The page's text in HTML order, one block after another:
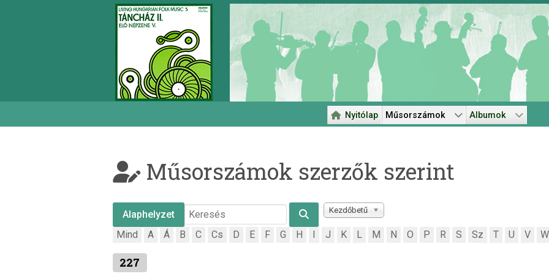
Nyitólap Műsorszámok Albumok
Műsorszámok szerzők szerint
Alaphelyzet Kezdőbetű
Mind A Á B C Cs D E F G H J K L M N O P R S Sz T U V W
227